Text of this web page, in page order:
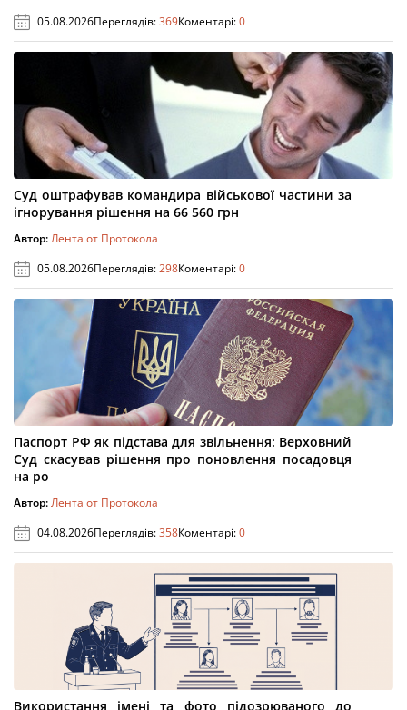
05.08.2026Переглядів:369Коментарі:0
Суд оштрафував командира військової частини за
ігнорування рішення на 66 560 грн
Автор:Лента от Протокола
05.08.2026Переглядів:298Коментарі:0
Паспорт РФ як підстава для звільнення: Верховний
Суд скасував рішення про поновлення посадовця
на ро
Автор:Лента от Протокола
04.08.2026Переглядів:358Коментарі:0
Використання імені та фото підозрюваного до